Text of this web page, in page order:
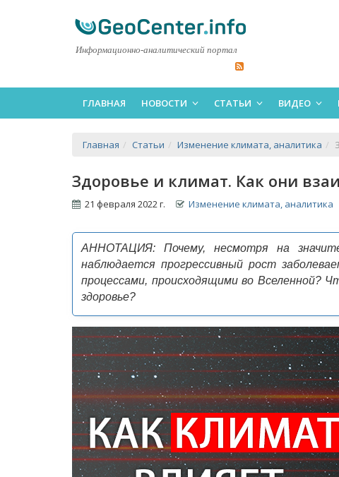
Информационно-аналитический портал
ГЛАВНАЯ НОВОСТИ СТАТЬИ ВИДЕО
Главная Статьи Изменение климата, аналитика
Здоровье и климат. Как они
21 февраля 2022 г. Изменение климата, аналитика
АННОТАЦИЯ:Почему, несмотря на
наблюдается прогрессивный рост
процессами, происходящими во Вселенной?
здоровье?